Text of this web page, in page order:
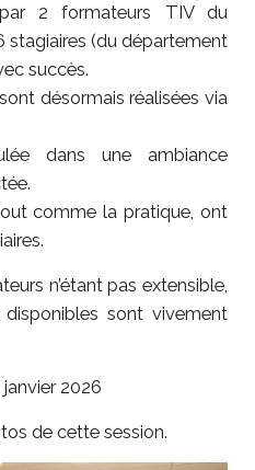
2 formateurs TIV du
stagiaires (du département
succès.
désormais réalisées via
dans une ambiance
comme la pratique, ont
n’étant pas extensible,
sont vivement
2026
de cette session.